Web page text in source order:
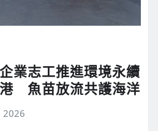
業志工推進環境永續
魚苗放流共護海洋
2026